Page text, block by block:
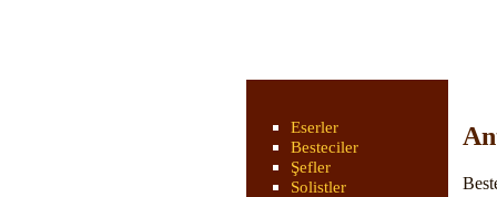
Eserler
Besteciler
Şefler
Solistler